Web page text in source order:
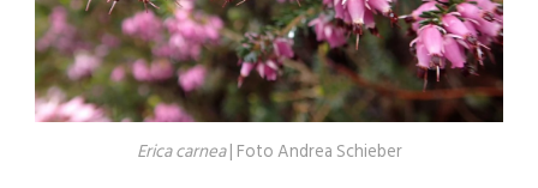
Erica carnea| Foto Andrea Schieber